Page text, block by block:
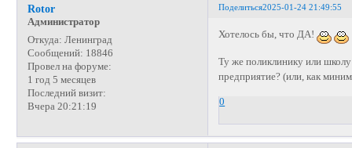
Поделиться2025-01-24 21:49:55
Rotor
Администратор
Откуда: Ленинград
Сообщений: 18846
Провел на форуме:
1 год 5 месяцев
Последний визит:
Вчера 20:21:19
Хотелось бы, что ДА!
Ту же поликлинику или
предприятие? (или, как
0